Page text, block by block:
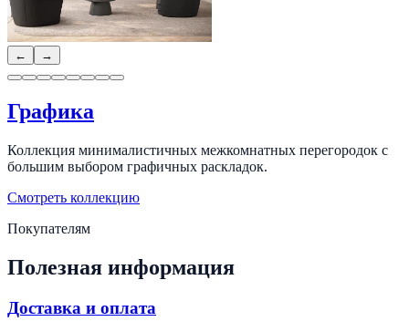
← →
Графика
Коллекция минималистичных межкомнатных перегородок с
большим выбором графичных раскладок.
Смотреть коллекцию
Покупателям
Полезная информация
Доставка и оплата